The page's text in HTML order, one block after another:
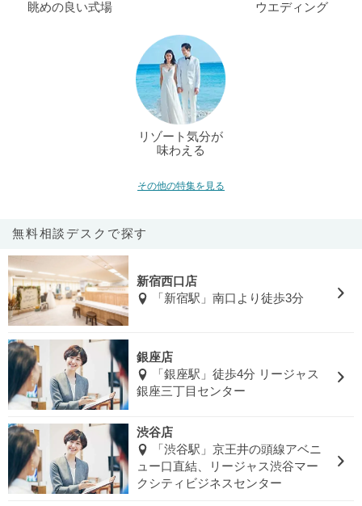
眺めの良い式場
ウエディング
リゾート気分が
味わえる
その他の特集を見る
無料相談デスクで探す
新宿西口店
「新宿駅」南口より徒歩3分
銀座店
「銀座駅」徒歩4分 リージャス
銀座三丁目センター
渋谷店
「渋谷駅」京王井の頭線アベニ
ュー口直結、リージャス渋谷マー
クシティビジネスセンター